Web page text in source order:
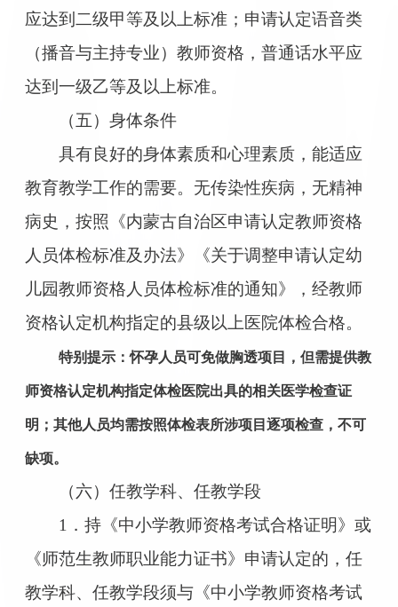
应达到二级甲等及以上标准；申请认定语音类
（播音与主持专业）教师资格，普通话水平应
达到一级乙等及以上标准。
（五）身体条件
具有良好的身体素质和心理素质，能适应
教育教学工作的需要。无传染性疾病，无精神
病史，按照《内蒙古自治区申请认定教师资格
人员体检标准及办法》《关于调整申请认定幼
儿园教师资格人员体检标准的通知》，经教师
资格认定机构指定的县级以上医院体检合格。
特别提示：怀孕人员可免做胸透项目，但需提供教
师资格认定机构指定体检医院出具的相关医学检查证
明；其他人员均需按照体检表所涉项目逐项检查，不可
缺项。
（六）任教学科、任教学段
1．持《中小学教师资格考试合格证明》或
《师范生教师职业能力证书》申请认定的，任
教学科、任教学段须与《中小学教师资格考试